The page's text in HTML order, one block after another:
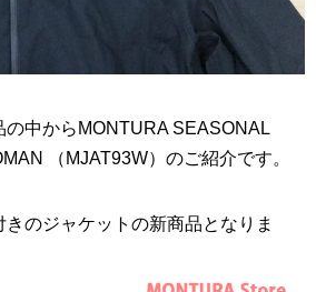
中からMONTURA SEASONAL
（MJAT93W）のご紹介です。
のジャケットの新商品となりま